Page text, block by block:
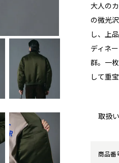
大人の
の微光
し、上
ディネ
群。一
して重
取扱い
商品番